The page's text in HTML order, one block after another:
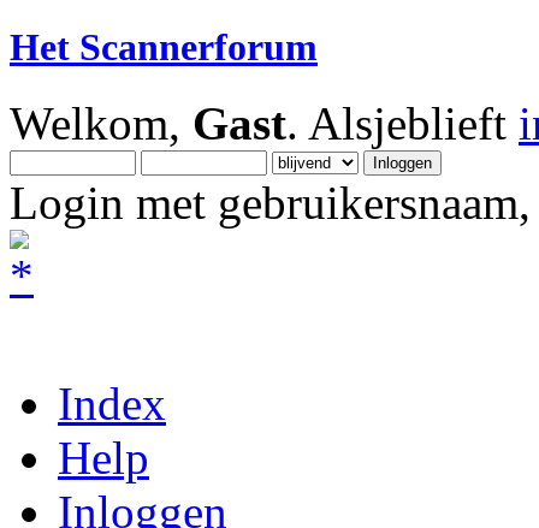
Het Scannerforum
Welkom, Gast. Alsjeblieft
Login met
Index
Help
Inloggen